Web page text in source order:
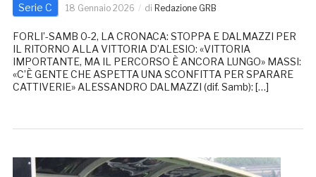
Serie C 18 Gennaio 2026 di Redazione GRB
FORLI’-SAMB 0-2, LA CRONACA: STOPPA E DALMAZZI PER
IL RITORNO ALLA VITTORIA D’ALESIO: «VITTORIA
IMPORTANTE, MA IL PERCORSO È ANCORA LUNGO» MASSI:
«C’È GENTE CHE ASPETTA UNA SCONFITTA PER SPARARE
CATTIVERIE» ALESSANDRO DALMAZZI (dif. Samb): […]